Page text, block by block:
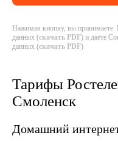
Нажимая кнопку, вы принимаете
данных (скачать PDF) и даёте
данных (скачать PDF)
Тарифы
Смоленск
Домашний